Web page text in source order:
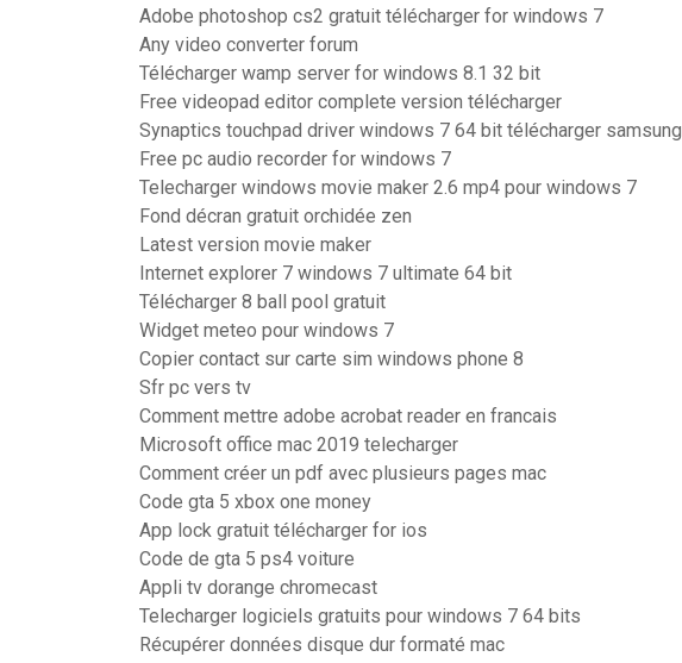
Adobe photoshop cs2 gratuit télécharger for windows 7
Any video converter forum
Télécharger wamp server for windows 8.1 32 bit
Free videopad editor complete version télécharger
Synaptics touchpad driver windows 7 64 bit télécharger samsung
Free pc audio recorder for windows 7
Telecharger windows movie maker 2.6 mp4 pour windows 7
Fond décran gratuit orchidée zen
Latest version movie maker
Internet explorer 7 windows 7 ultimate 64 bit
Télécharger 8 ball pool gratuit
Widget meteo pour windows 7
Copier contact sur carte sim windows phone 8
Sfr pc vers tv
Comment mettre adobe acrobat reader en francais
Microsoft office mac 2019 telecharger
Comment créer un pdf avec plusieurs pages mac
Code gta 5 xbox one money
App lock gratuit télécharger for ios
Code de gta 5 ps4 voiture
Appli tv dorange chromecast
Telecharger logiciels gratuits pour windows 7 64 bits
Récupérer données disque dur formaté mac